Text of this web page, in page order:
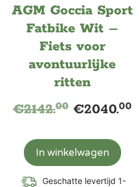
AGM Goccia Sport
Fatbike Wit –
Fiets voor
avontuurlijke
ritten
€2142.00 €2040.00
In winkelwagen
Geschatte levertijd 1-